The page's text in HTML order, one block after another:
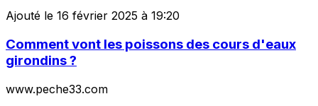
Ajouté le 16 février 2025 à 19:20
Comment vont les poissons des cours d'eaux
girondins ?
www.peche33.com